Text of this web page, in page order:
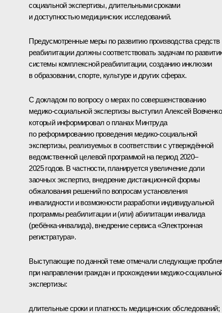
социальной экспертизы, длительными сроками
и доступностью медицинских исследований.
Предусмотренные меры по развитию производства средств
реабилитации должны соответствовать задачам по
системы комплексной реабилитации, созданию инклюзии
в образовании, спорте, культуре и других сферах.
С докладом по вопросу о мерах по совершенствованию
медико-социальной экспертизы выступил Алексей
который информировал о планах Минтруда
по реформированию проведения медико-социальной
экспертизы, реализуемых в соответствии с утверждённой
ведомственной целевой программой на период 2020–
2025 годов. В частности, планируется увеличение доли
заочных экспертиз, внедрение дистанционной формы
обжалования решений по вопросам установления
инвалидности и возможности разработки индивидуальной
программы реабилитации и (или) абилитации инвалида
(ребёнка-инвалида), внедрение сервиса «Электронная
регистратура».
Выступающие по данной теме отмечали следующие
при направлении граждан и прохождении медико-
экспертизы:
длительные сроки и платность медицинских обследований;